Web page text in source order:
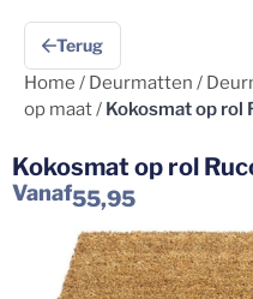
Terug
Home / Deurmatten /
op maat/ Kokosmat op rol
Kokosmat op rol
Vanaf55,95